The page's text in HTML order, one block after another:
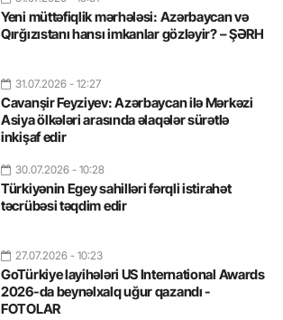
Yeni müttəfiqlik mərhələsi: Azərbaycan və
Qırğızıstanı hansı imkanlar gözləyir? – ŞƏRH
31.07.2026 - 12:27
Cavanşir Feyziyev: Azərbaycan ilə Mərkəzi
Asiya ölkələri arasında əlaqələr sürətlə
inkişaf edir
30.07.2026 - 10:28
Türkiyənin Egey sahilləri fərqli istirahət
təcrübəsi təqdim edir
27.07.2026 - 10:23
GoTürkiye layihələri US International Awards
2026-da beynəlxalq uğur qazandı -
FOTOLAR